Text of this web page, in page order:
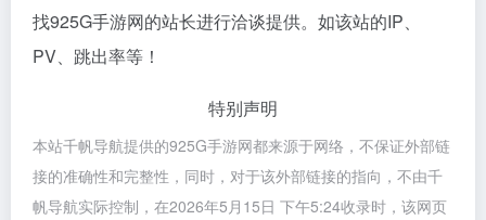
找925G手游网的站长进行洽谈提供。如该站的IP、
PV、跳出率等！
特别声明
本站千帆导航提供的925G手游网都来源于网络，不保证外部链
接的准确性和完整性，同时，对于该外部链接的指向，不由千
帆导航实际控制，在2026年5月15日 下午5:24收录时，该网页